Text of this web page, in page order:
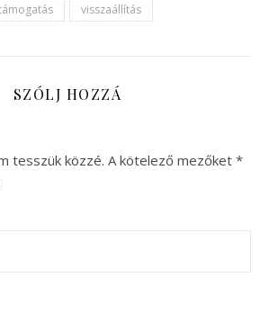
visszaállítás
SZÓLJ HOZZÁ
tesszük közzé. A kötelező mezőket *